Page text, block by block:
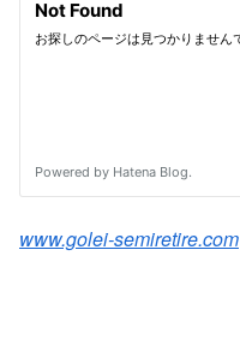
www.golei-semiretire.com